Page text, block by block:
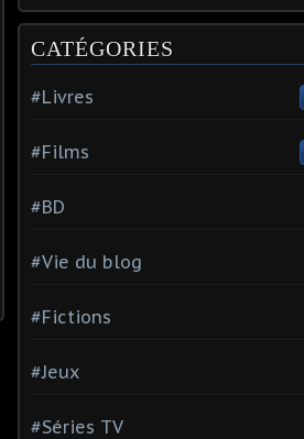
CATÉGORIES
#Livres
#Films
#BD
#Vie du blog
#Fictions
#Jeux
#Séries TV